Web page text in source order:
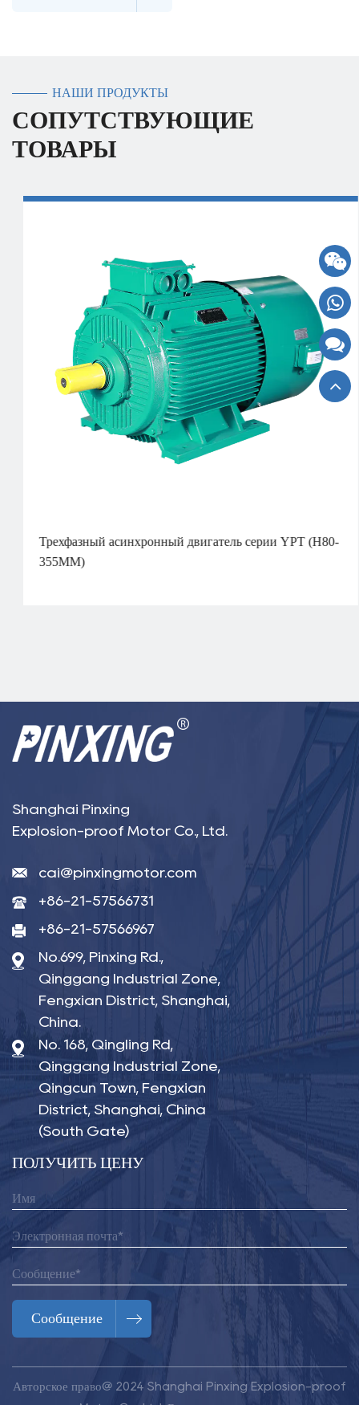
НАШИ ПРОДУКТЫ
СОПУТСТВУЮЩИЕ
ТОВАРЫ
Трехфазный асинхронный двигатель серии YPT (H80-
355MM)
Shanghai Pinxing
Explosion-proof Motor Co., Ltd.
cai@pinxingmotor.com
+86-21-57566731
+86-21-57566967
No.699, Pinxing Rd.,
Qinggang Industrial Zone,
Fengxian District, Shanghai,
China.
No. 168, Qingling Rd,
Qinggang Industrial Zone,
Qingcun Town, Fengxian
District, Shanghai, China
(South Gate)
ПОЛУЧИТЬ ЦЕНУ
Сообщение
Авторское право@ 2024 Shanghai Pinxing Explosion-proof